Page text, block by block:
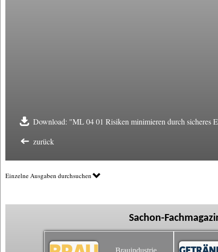
Download: "ML 04 01 Risiken minimieren durch sicheres
zurück
Einzelne Ausgaben durchsuchen
Sachon-
Brauindustrie